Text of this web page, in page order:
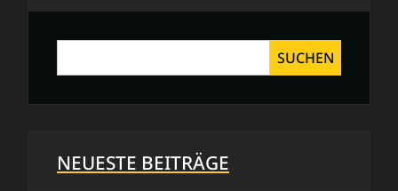
Greg
Heffley
SUCHEN
NEUESTE BEITRÄGE